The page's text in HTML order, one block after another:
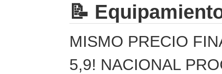
📝
MISMO PRECIO
5,9! NACIONAL